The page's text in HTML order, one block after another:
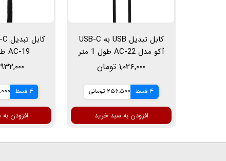
کابل تبدیل USB به USB-C
آکو مدل AC-22 طول 1 متر
۱,۰۲۶,۰۰۰ تومان
4 قسط 256,500 تومانی
افزودن به سبد خرید
AC-19 طول 1 متر
۹۳۲,۰۰۰ تومان
4 قسط
افزودن